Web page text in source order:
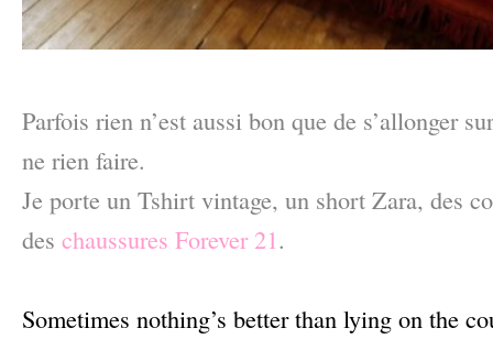
Parfois rien n’est aussi bon que de s’allonger
ne rien faire.
Je porte un Tshirt vintage, un short Zara, des
des chaussures Forever 21.
Sometimes nothing’s better than lying on the